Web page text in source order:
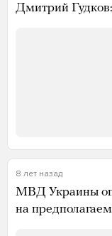
Дмитрий Гудков:
8 лет назад
МВД Украины
на